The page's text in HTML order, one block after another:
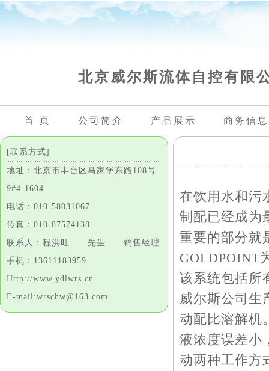
北京威尔斯流体自控有限
首 页 公司简介 产品展示 商务信息
[联系方式]
地址：北京市丰台区马家堡东路108号
9#4-1604
电话：010-58031067
传真：010-87574138
联系人：程洪旺 先生 销售经理
手机：13611183959
Http://www.ydlwrs.cn
E-mail:wrschw@163.com
在饮用水和污
制配已经成为
重要的部分就
GOLDPOINT
该系统包括所
威尔斯公司生
动配比溶解机
液浓度误差小
动两种工作方